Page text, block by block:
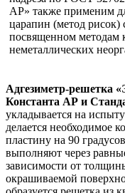
АР» также применим
царапин (метод
посвященном методам
неметаллических
Адгезиметр-решетка
Константа АР и
укладывается на
делается необходимое
пластину на 90
выполняют через
зависимости от
окрашиваемой